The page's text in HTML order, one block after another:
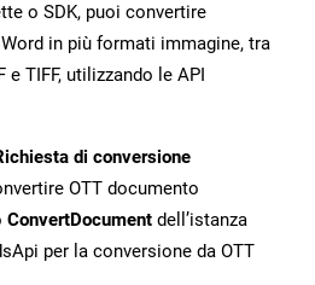
o SDK, puoi convertire
in più formati immagine, tra
e TIFF, utilizzando le API
di conversione
OTT documento
ConvertDocument dell’istanza
per la conversione da OTT